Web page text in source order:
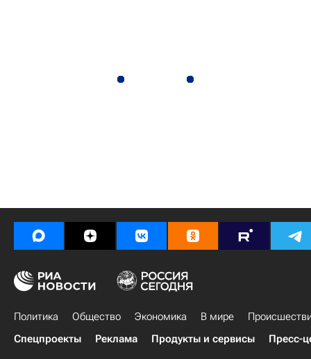
Политика Общество Экономика В мире
Спецпроекты
Реклама Продукты и сервисы Пресс-